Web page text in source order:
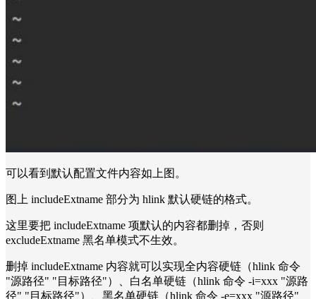
可以看到默认配置文件内容如上图。
图上 includeExtname 部分为 hlink 默认硬链的格式。
这里要把 includeExtname 项默认的内容都删掉，否则
excludeExtname 黑名单模式不生效。
删掉 includeExtname 内容就可以实现全内容硬链（hlink 命令
"源路径" "目标路径"）、白名单硬链（hlink 命令 -i=xxx "源路
径" "目标路径"）、黑名单硬链（hlink 命令 -e=xxx "源路径"